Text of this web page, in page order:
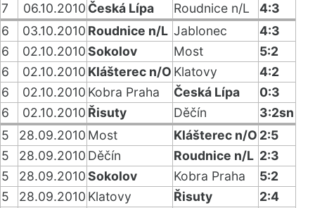
7
06.10.2010 Česká Lípa Roudnice n/L
4:3
6
03.10.2010 Roudnice n/L Jablonec
4:3
6
02.10.2010Sokolov Most
5:2
6
02.10.2010 Klášterec n/O Klatovy
4:2
6
02.10.2010 Kobra Praha Česká Lípa
0:3
6
02.10.2010 Řisuty Děčín
3:2sn
5
28.09.2010 Most Klášterec n/O 2:5
5
28.09.2010 Děčín Roudnice n/L 2:3
5
28.09.2010Sokolov Kobra Praha
5:2
5
28.09.2010 Klatovy Řisuty 2:4